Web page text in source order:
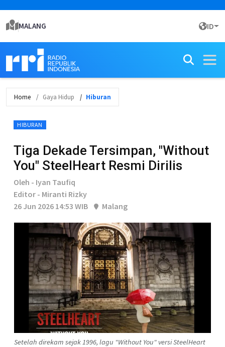
MALANG ID
Home Gaya Hidup Hiburan
HIBURAN
Tiga Dekade Tersimpan, "Without
You" SteelHeart Resmi Dirilis
Oleh - Iyan Taufiq
Editor - Miranti Rizky
26 Jun 2026 14:53 WIB
Malang
Setelah direkam sejak 1996, lagu "Without You" versi SteelHeart